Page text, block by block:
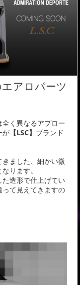
アロパーツ
く異なるアプロー
が 【LSC】 ブランド
ました、細かい微
ります。
造形で仕上げてい
て見えてきますの